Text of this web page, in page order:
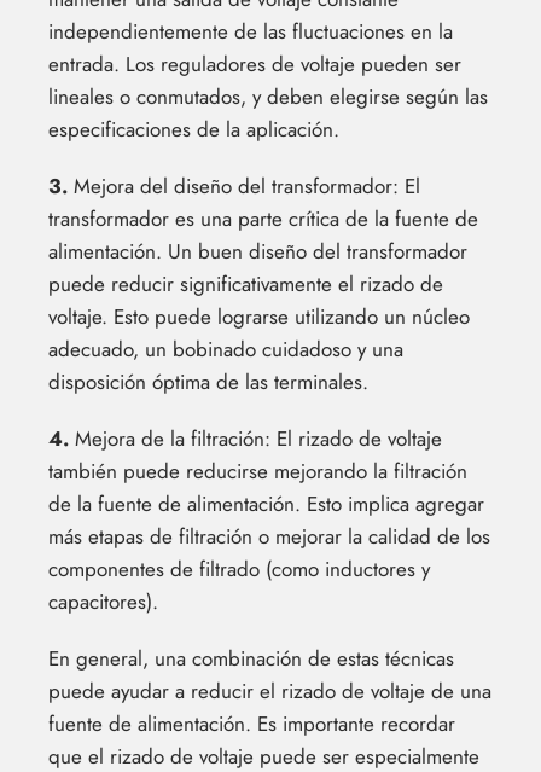
independientemente de las fluctuaciones en la
entrada. Los reguladores de voltaje pueden ser
lineales o conmutados, y deben elegirse según las
especificaciones de la aplicación.
3. Mejora del diseño del transformador: El
transformador es una parte crítica de la fuente de
alimentación. Un buen diseño del transformador
puede reducir significativamente el rizado de
voltaje. Esto puede lograrse utilizando un núcleo
adecuado, un bobinado cuidadoso y una
disposición óptima de las terminales.
4. Mejora de la filtración: El rizado de voltaje
también puede reducirse mejorando la filtración
de la fuente de alimentación. Esto implica agregar
más etapas de filtración o mejorar la calidad de los
componentes de filtrado (como inductores y
capacitores).
En general, una combinación de estas técnicas
puede ayudar a reducir el rizado de voltaje de una
fuente de alimentación. Es importante recordar
que el rizado de voltaje puede ser especialmente